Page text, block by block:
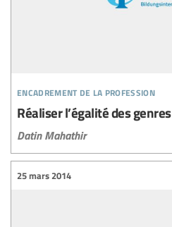
encadrement de la profession
Réaliser l’égalité des genres
Datin Mahathir
25 mars 2014